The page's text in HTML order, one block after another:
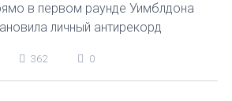
в первом раунде Уимблдона
личный антирекорд
362 0